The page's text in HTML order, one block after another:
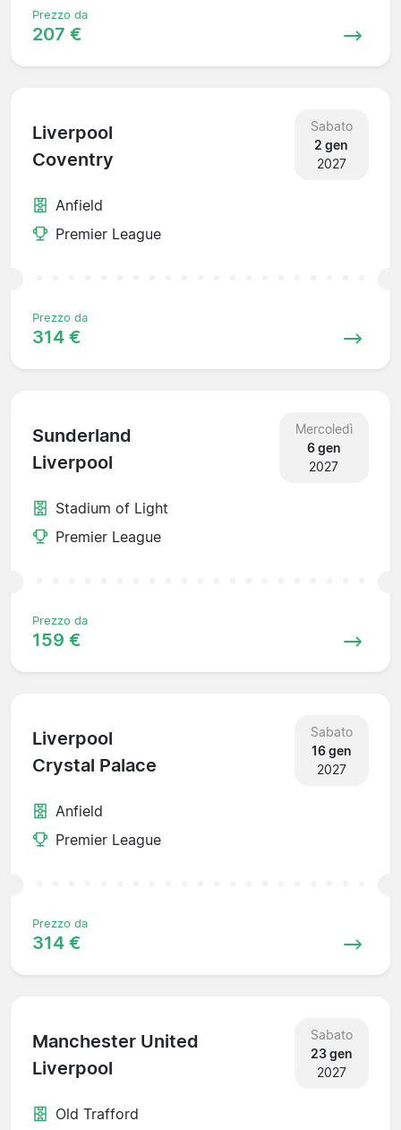
Prezzo da
207 €
Liverpool
Coventry
Sabato
2 gen
2027
Anfield
Premier League
Prezzo da
314 €
Sunderland
Liverpool
Mercoledì
6 gen
2027
Stadium of Light
Premier League
Prezzo da
159 €
Liverpool
Crystal Palace
Sabato
16 gen
2027
Anfield
Premier League
Prezzo da
314 €
Manchester United
Liverpool
Sabato
23 gen
2027
Old Trafford